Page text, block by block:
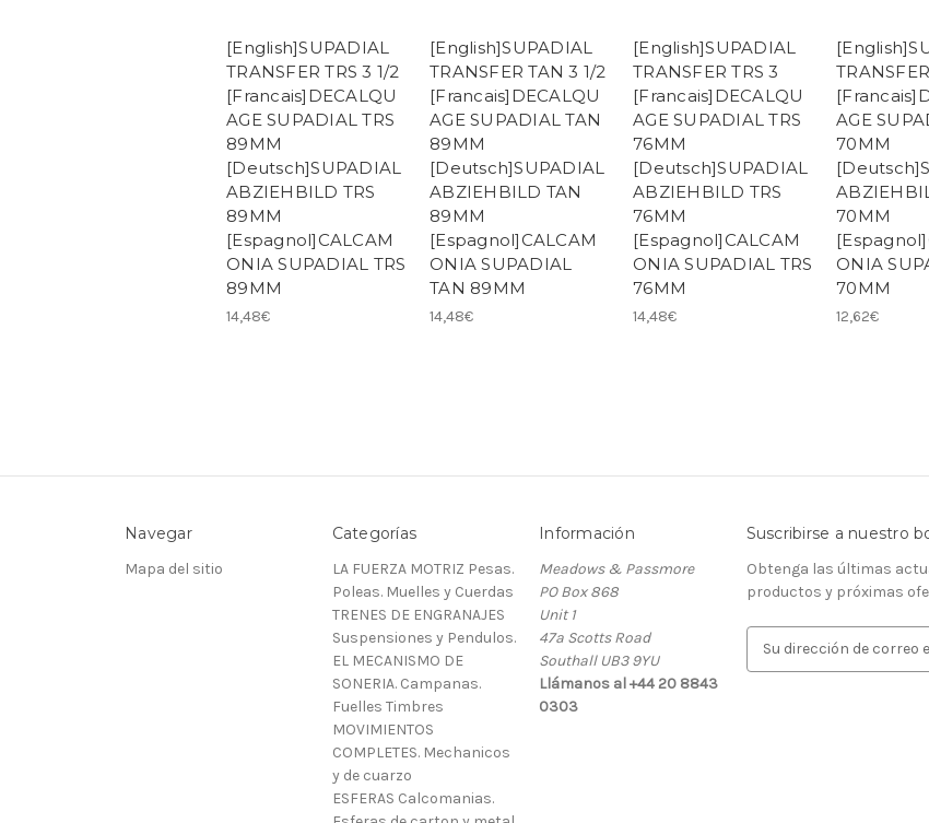
[English]SUPADIAL
TRANSFER TRS 3 1/2
[Francais]DECALQU
AGE SUPADIAL TRS
89MM
[Deutsch]SUPADIAL
ABZIEHBILD TRS
89MM
[Espagnol]CALCAM
ONIA SUPADIAL TRS
89MM
14,48€
[English]SUPADIAL
TRANSFER TAN 3 1/2
[Francais]DECALQU
AGE SUPADIAL TAN
89MM
[Deutsch]SUPADIAL
ABZIEHBILD TAN
89MM
[Espagnol]CALCAM
ONIA SUPADIAL
TAN 89MM
14,48€
[English]SUPADIAL
TRANSFER TRS 3
[Francais]DECALQU
AGE SUPADIAL TRS
76MM
[Deutsch]SUPADIAL
ABZIEHBILD TRS
76MM
[Espagnol]CALCAM
ONIA SUPADIAL TRS
76MM
14,48€
AGE
70MM
70MM
ONIA
70MM
12,62€
Navegar
Mapa del sitio
Categorías
LA FUERZA MOTRIZ Pesas.
Poleas. Muelles y Cuerdas
TRENES DE ENGRANAJES
Suspensiones y Pendulos.
EL MECANISMO DE
SONERIA. Campanas.
Fuelles Timbres
MOVIMIENTOS
COMPLETES. Mechanicos
y de cuarzo
ESFERAS Calcomanias.
Información
Meadows & Passmore
PO Box 868
Unit 1
47a Scotts Road
Southall UB3 9YU
Llámanos al +44 20 8843
0303
Suscribirse a nuestro
Obtenga las últimas
productos y próximas